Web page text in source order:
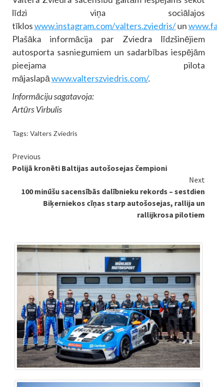
līdzi viņa sociālajos
tīkloswww.instagram.com/valters.zviedris/un
Plašāka informācija par Zviedra līdzšinējiem
autosporta sasniegumiem un sadarbības iespējām
pieejama pilota
mājaslapāwww.valterszviedris.com/.
Informāciju sagatavoja:
Artūrs Virbulis
Tags: Valters Zviedris
Continue
Reading
Previous
Polijā kronēti Baltijas autošosejas čempioni
Next
100 minūšu sacensībās dalībnieku rekords – sestdien
Biķerniekos cīņas starp autošosejas, rallija un
rallijkrosa pilotiem